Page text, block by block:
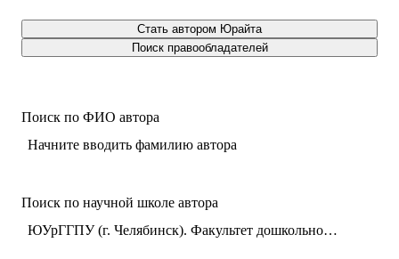
Стать автором Юрайта
Поиск правообладателей
Поиск по ФИО автора
Начните вводить фамилию автора
Поиск по научной школе автора
ЮУрГГПУ (г. Челябинск). Факультет дошкольного, начального и коррекционного образования. Кафедра теории, методики и менеджмента дошкольного образования